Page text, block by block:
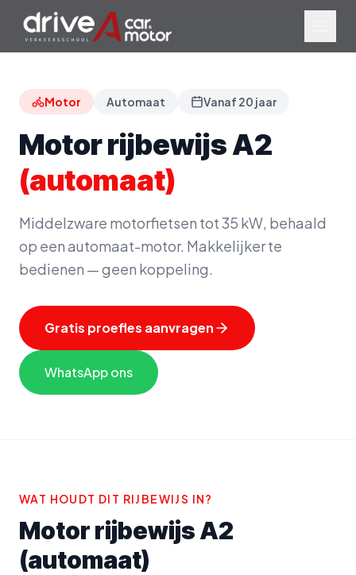
Motor Automaat Vanaf 20 jaar
Motor rijbewijs A2
(automaat)
Middelzware motorfietsen tot 35 kW, behaald
op een automaat-motor. Makkelijker te
bedienen — geen koppeling.
Gratis proefles aanvragen
WhatsApp ons
WAT HOUDT DIT RIJBEWIJS IN?
Motor rijbewijs A2
(automaat)